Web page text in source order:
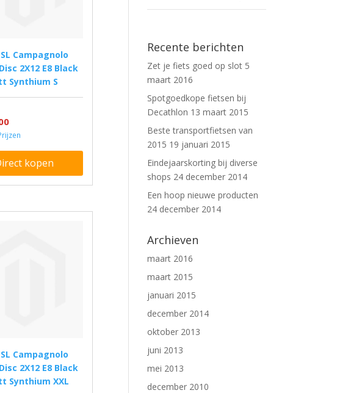
2X12 E8 Black
Synthium S
kopen
2X12 E8 Black
Synthium XXL
Recente berichten
Zet je fiets goed op slot 5
maart 2016
Spotgoedkope fietsen bij
Decathlon 13 maart 2015
Beste transportfietsen van
2015 19 januari 2015
Eindejaarskorting bij diverse
shops 24 december 2014
Een hoop nieuwe producten
24 december 2014
Archieven
maart 2016
maart 2015
januari 2015
december 2014
oktober 2013
juni 2013
mei 2013
december 2010